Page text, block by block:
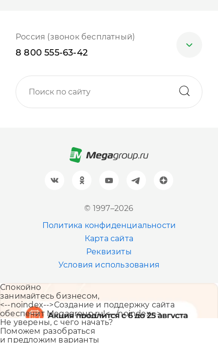
© 1997–2026
Политика конфиденциальности
Карта сайта
Реквизиты
Условия использования
Россия (звонок бесплатный)
8 800 555-63-42
+7 (961) 999-93-93
+7 (383) 207-80-51
+7 (843) 202-41-47
+7 (343) 226-06-71
Спокойно
занимайтесь бизнесом,
<--noindex-->Создание и поддержку сайта
обеспечит Megagroup.ru!<--/noindex-->
Не уверены, с чего начать?
Поможем разобраться
и предложим варианты